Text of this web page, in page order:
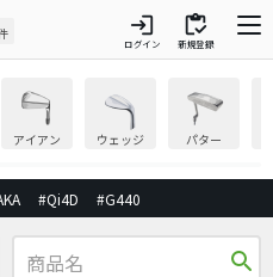
login
ログイン
inventory
新規登録
アイアン ウェッジ パター
#Qi4D #G440
search